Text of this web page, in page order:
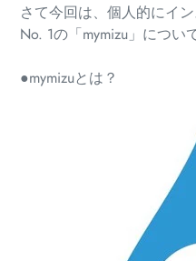
さて今回は、個人的にイ
No. 1の「mymizu」につい
●mymizuとは？